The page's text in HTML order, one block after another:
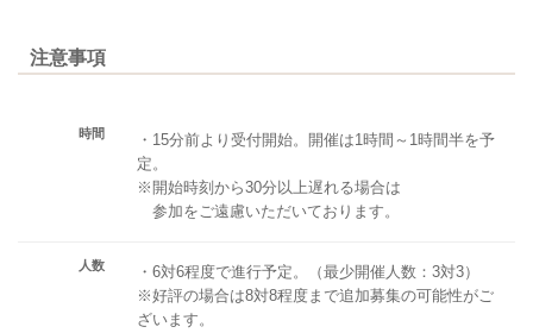
注意事項
時間
・15分前より受付開始。開催は1時間～1時間半を予
定。
※開始時刻から30分以上遅れる場合は
参加をご遠慮いただいております。
人数
・6対6程度で進行予定。（最少開催人数：3対3）
※好評の場合は8対8程度まで追加募集の可能性がご
ざいます。